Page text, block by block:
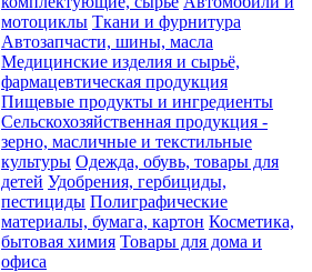
мотоциклы Ткани и фурнитура
Автозапчасти, шины, масла
Медицинские изделия и сырьё,
фармацевтическая продукция
Пищевые продукты и ингредиенты
Сельскохозяйственная продукция -
зерно, масличные и текстильные
культуры Одежда, обувь, товары для
детей Удобрения, гербициды,
пестициды Полиграфические
материалы, бумага, картон Косметика,
бытовая химия Товары для дома и
офиса